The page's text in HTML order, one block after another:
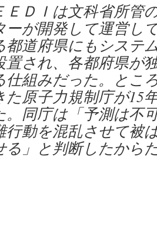
ＤＩは文科省所管
ーが開発して運営し
都道府県にもシステ
置され、各都府県が
仕組みだった。とこ
た原子力規制庁が15
。同庁は「予測は不
行動を混乱させて被
る」と判断したから